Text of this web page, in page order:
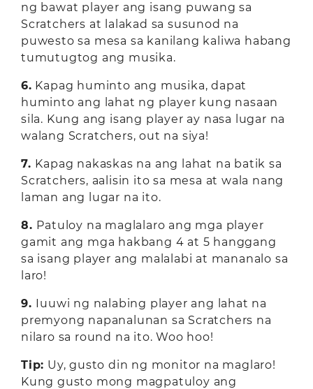
ng bawat player ang isang puwang sa
Scratchers at lalakad sa susunod na
puwesto sa mesa sa kanilang kaliwa habang
tumutugtog ang musika.
6. Kapag huminto ang musika, dapat
huminto ang lahat ng player kung nasaan
sila. Kung ang isang player ay nasa lugar na
walang Scratchers, out na siya!
7. Kapag nakaskas na ang lahat na batik sa
Scratchers, aalisin ito sa mesa at wala nang
laman ang lugar na ito.
8. Patuloy na maglalaro ang mga player
gamit ang mga hakbang 4 at 5 hanggang
sa isang player ang malalabi at mananalo sa
laro!
9. Iuuwi ng nalabing player ang lahat na
premyong napanalunan sa Scratchers na
nilaro sa round na ito. Woo hoo!
Tip: Uy, gusto din ng monitor na maglaro!
Kung gusto mong magpatuloy ang